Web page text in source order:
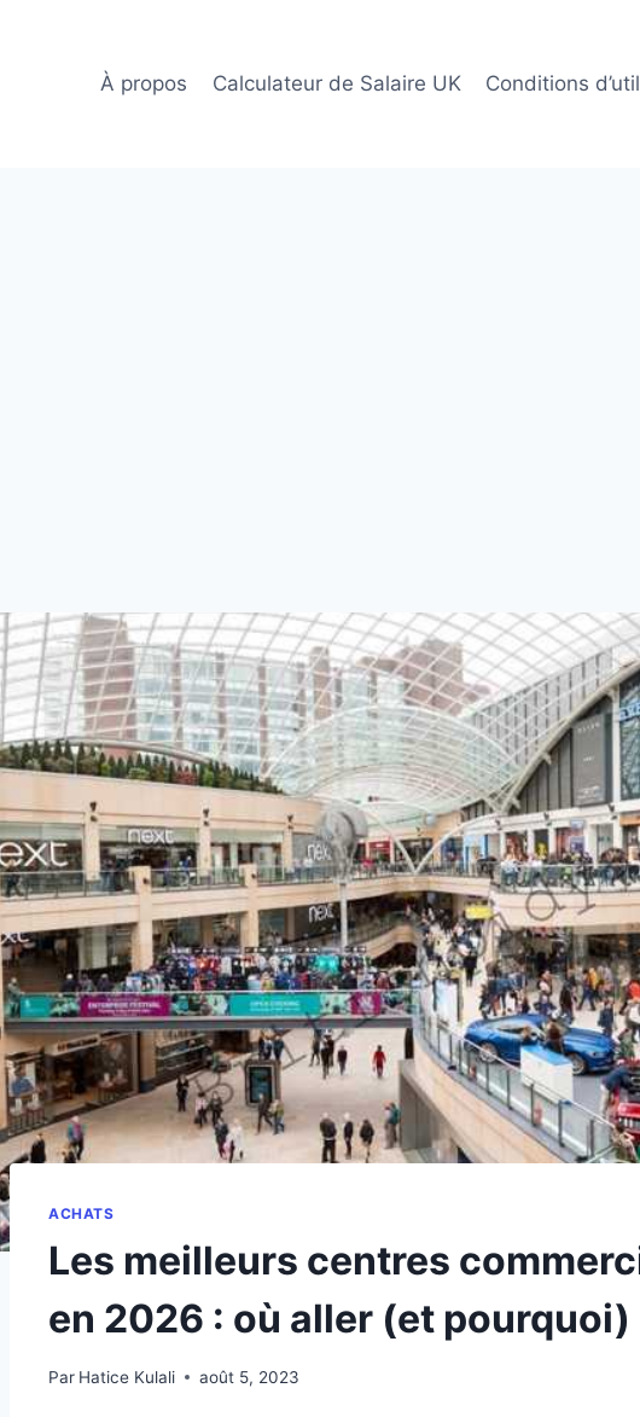
À propos Calculateur de Salaire UK Conditions
ACHATS
Les meilleurs centres
en 2026 : où aller (et pourquoi)
Par Hatice Kulali août 5, 2023